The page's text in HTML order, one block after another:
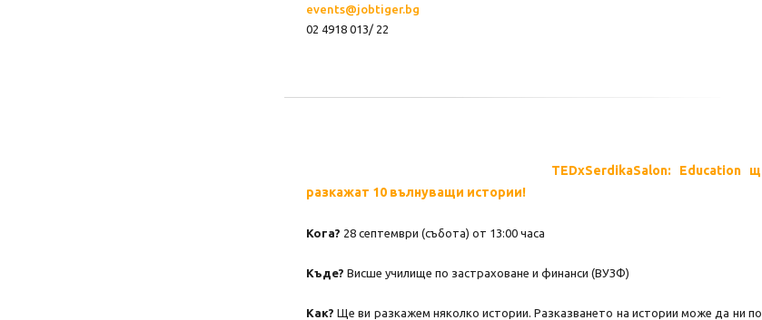
events@jobtiger.bg
02 4918 013/ 22
TEDxSerdikaSalon:
разкажат 10 вълнуващи истории!
Кога? 28 септември (събота) от 13:00 часа
Къде? Висше училище по застраховане и финанси (ВУЗФ)
Как? Ще ви разкажем няколко истории. Разказването на истории може да ни